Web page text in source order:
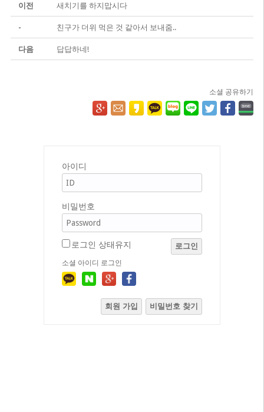
이전 새치기를 하지맙시다
- 친구가 더위 먹은 것 같아서 보내줌..
다음 답답하네!
소셜 공유하기
아이디
비밀번호
로그인 상태유지 로그인
소셜 아이디 로그인
회원 가입 비밀번호 찾기